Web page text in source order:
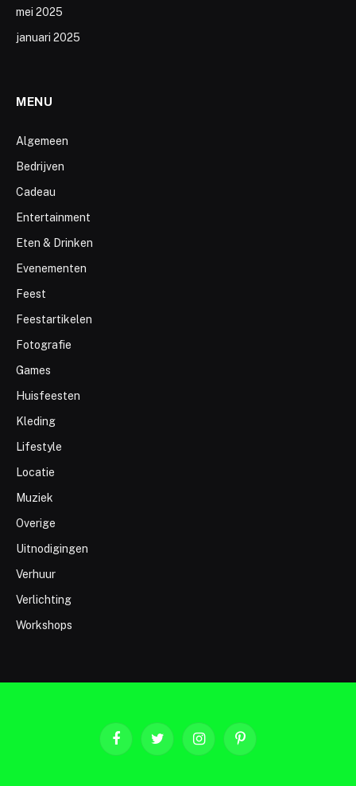
mei 2025
januari 2025
MENU
Algemeen
Bedrijven
Cadeau
Entertainment
Eten & Drinken
Evenementen
Feest
Feestartikelen
Fotografie
Games
Huisfeesten
Kleding
Lifestyle
Locatie
Muziek
Overige
Uitnodigingen
Verhuur
Verlichting
Workshops
FacebookTwitter InstagramPinterest